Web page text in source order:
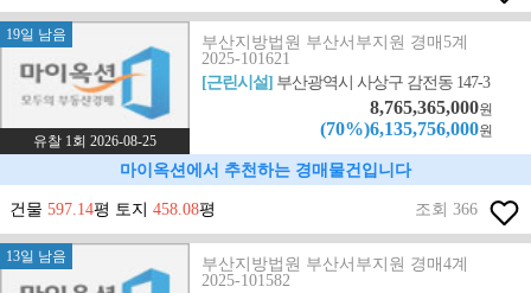
19일 남음
유찰 1회 2026-08-25
부산지방법원 부산서부지원 경매5계
2025-101621
[근린시설] 부산광역시 사상구 감전동 147-3
8,765,365,000원
(70%)6,135,756,000원
마이옥션에서 추천하는 경매물건입니다
건물 597.14평 토지 458.08평 조회 366
13일 남음
부산지방법원 부산서부지원 경매4계
2025-101582